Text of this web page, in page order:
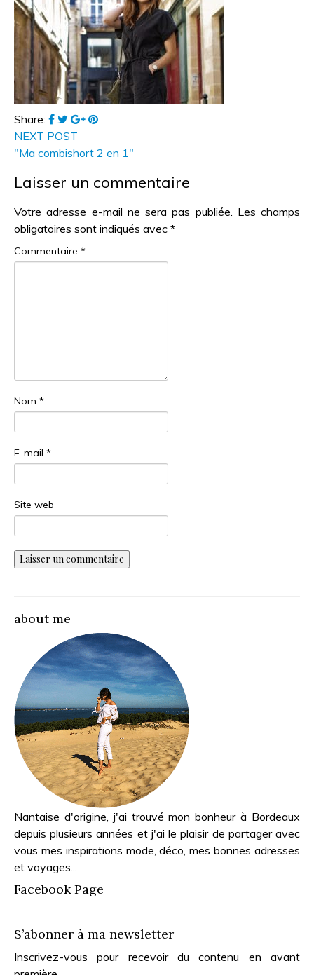
Share:
NEXT POST
"Ma combishort 2 en 1"
Laisser un commentaire
Votre adresse e-mail ne sera pas publiée. Les champs
obligatoires sont indiqués avec *
Commentaire *
Nom *
E-mail *
Site web
about me
Nantaise d'origine, j'ai trouvé mon bonheur à Bordeaux
depuis plusieurs années et j'ai le plaisir de partager avec
vous mes inspirations mode, déco, mes bonnes adresses
et voyages...
Facebook Page
S’abonner à ma newsletter
Inscrivez-vous pour recevoir du contenu en avant